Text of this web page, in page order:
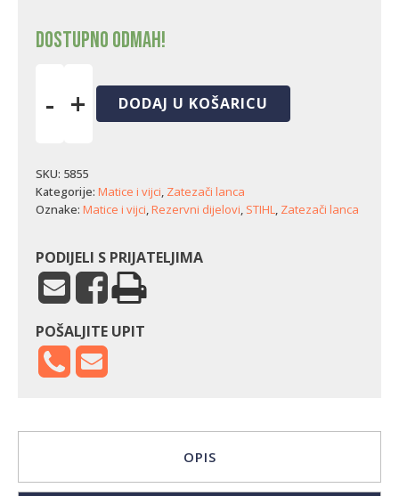
Dostupno odmah!
-
Stihl
024/026/028/044/064
količina
+ DODAJ U KOŠARICU
SKU: 5855
Kategorije: Matice i vijci, Zatezači lanca
Oznake: Matice i vijci,Rezervni dijelovi, STIHL, Zatezači lanca
PODIJELI S PRIJATELJIMA
POŠALJITE UPIT
OPIS